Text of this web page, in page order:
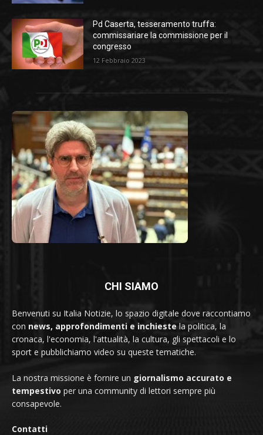
Pd Caserta, tesseramento truffa:
commissariare la commissione per il
congresso
12 Febbraio 2023
CHI SIAMO
Benvenuti su Italia Notizie, lo spazio digitale dove raccontiamo
con news, approfondimenti e inchieste la politica, la
cronaca, l'economia, l'attualità, la cultura, gli spettacoli e lo
sport e pubblichiamo video su queste tematiche.
La nostra missione è fornire un giornalismo accurato e
tempestivo per una community di lettori sempre più
consapevole.
Contatti